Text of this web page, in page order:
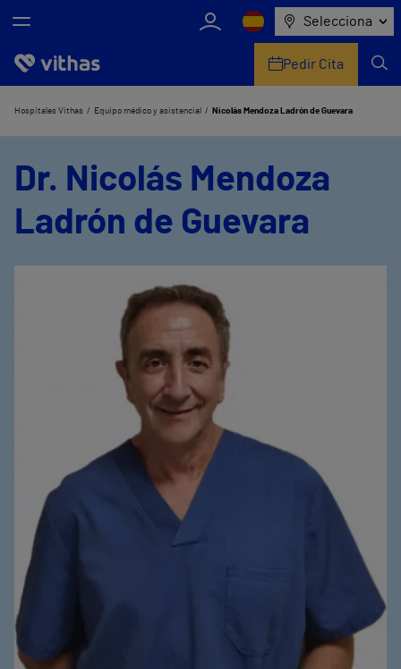
Selecciona
Nosotros
Pedir Cita
Hospitales Vithas Equipo médico y asistencial Nicolás Mendoza Ladrón de Guevara
Dr. Nicolás Mendoza
Ladrón de Guevara